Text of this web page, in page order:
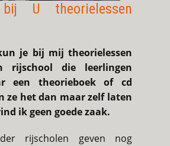
U theorielessen
je bij mij theorielessen
rijschool die leerlingen
een theorieboek of cd
ze het dan maar zelf laten
ik geen goede zaak.
rijscholen geven nog